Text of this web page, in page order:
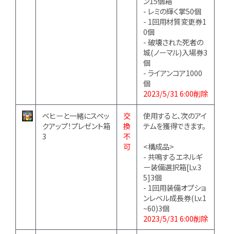
- レミの輝く掌50個
- 1回用材質変更券1
0個
- 破壊された死者の
城(ノーマル)入場券3
個
- ライアンコア1000
個
2023/5/31 6:00削除
ベヒーと一緒にスペッ
クアップ！プレゼント箱
3
交
換
不
可
使用すると、次のアイ
テムを獲得できます。
<構成品>
- 共鳴するエネルギ
ー装備選択箱[Lv.3
5]3個
- 1回用装備オプショ
ンレベル成長券(Lv.1
~60)3個
2023/5/31 6:00削除